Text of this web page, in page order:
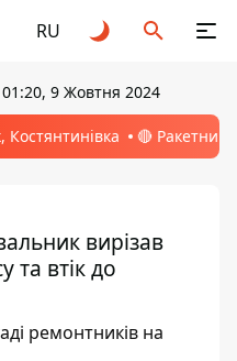
RU
01:20, 9 Жовтня 2024
🔴 Ракетний
вирізав
та втік до
ремонтників на